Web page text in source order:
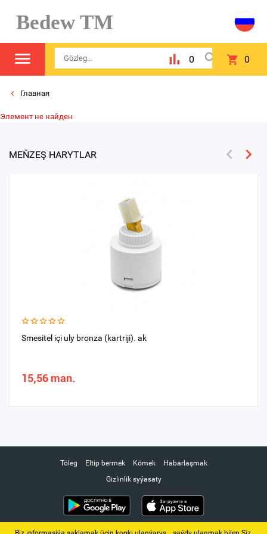
Bedew TM
0 0
Главная
Элемент не найден
MEŇZEŞ HARYTLAR
Smesitel içi uly bronza (kartriji). ak
15,56 man.
Töleg Eltip bermek Kömek
Habarlaşmak
Gizlinlik syýasaty